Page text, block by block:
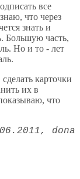
все
что через
знать и
Большую часть,
Но и то - лет
карточки
их в
что
dona